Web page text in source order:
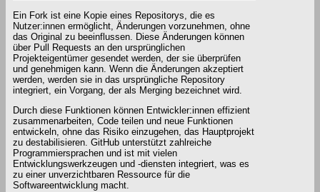
Ein Fork ist eine Kopie eines Repositorys, die es
Nutzer:innen ermöglicht, Änderungen vorzunehmen, ohne
das Original zu beeinflussen. Diese Änderungen können
über Pull Requests an den ursprünglichen
Projekteigentümer gesendet werden, der sie überprüfen
und genehmigen kann. Wenn die Änderungen akzeptiert
werden, werden sie in das ursprüngliche Repository
integriert, ein Vorgang, der als Merging bezeichnet wird.
Durch diese Funktionen können Entwickler:innen effizient
zusammenarbeiten, Code teilen und neue Funktionen
entwickeln, ohne das Risiko einzugehen, das Hauptprojekt
zu destabilisieren. GitHub unterstützt zahlreiche
Programmiersprachen und ist mit vielen
Entwicklungswerkzeugen und -diensten integriert, was es
zu einer unverzichtbaren Ressource für die
Softwareentwicklung macht.